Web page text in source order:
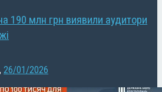
190 млн грн виявили аудитори
, 26/01/2026